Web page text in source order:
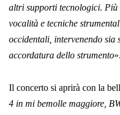
altri supporti tecnologici. Più
vocalità e tecniche
occidentali, intervenendo sia
accordatura dello strumento».
Il concerto si aprirà con la
4 in mi bemolle maggiore,